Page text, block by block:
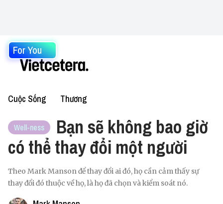
For You
Cuộc Sống Thương
Well-ness
Bạn sẽ không bao giờ
có thể thay đổi một người
Theo Mark Manson để thay đổi ai đó, họ cần cảm thấy sự
thay đổi đó thuộc về họ, là họ đã chọn và kiểm soát nó.